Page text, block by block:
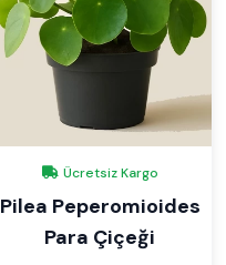
Ücretsiz Kargo
Pilea Peperomioides
Para Çiçeği